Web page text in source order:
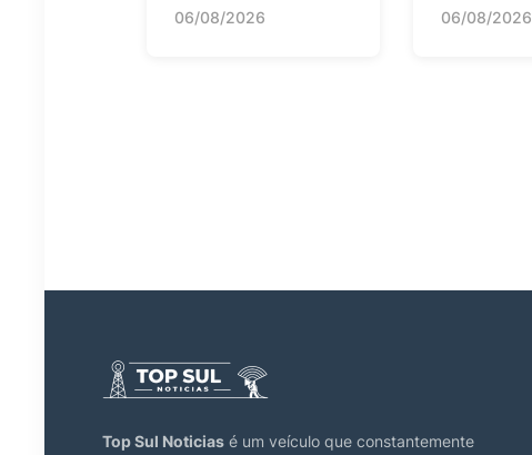
06/08/2026 06/08/2026
Top Sul Noticias é um veículo que constantemente